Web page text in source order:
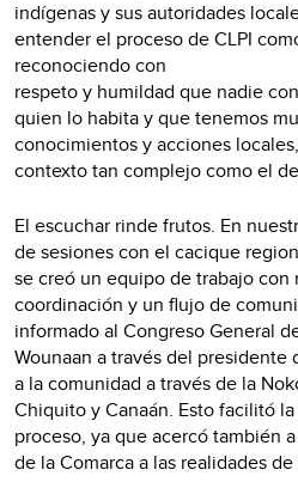
indígenas y sus autoridades
entender el proceso de CLPI
reconociendo con
respeto y humildad que nadie
quien lo habita y que tenemos
conocimientos y acciones
contexto tan complejo como el
El escuchar rinde frutos. En
de sesiones con el cacique
se creó un equipo de trabajo con
coordinación y un flujo de
informado al Congreso General
Wounaan a través del
a la comunidad a través de la
Chiquito y Canaán. Esto facilitó
proceso, ya que acercó también
de la Comarca a las realidades